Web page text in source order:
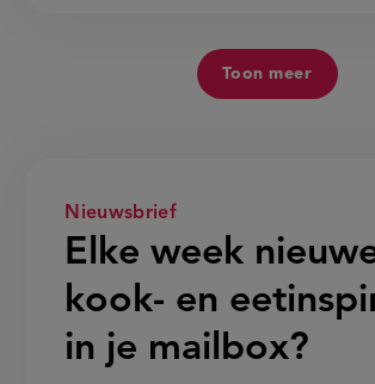
Toon meer
Nieuwsbrief
Elke week
kook- en
in je mailbox?